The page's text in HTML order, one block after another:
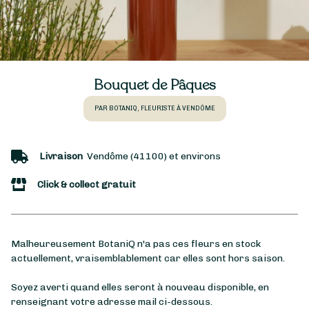
Bouquet de Pâques
PAR BOTANIQ, FLEURISTE À VENDÔME
Livraison Vendôme (41100) et environs
Click & collect gratuit
Malheureusement BotaniQ n'a pas ces fleurs en stock
actuellement, vraisemblablement car elles sont hors saison.
Soyez averti quand elles seront à nouveau disponible, en
renseignant votre adresse mail ci-dessous.